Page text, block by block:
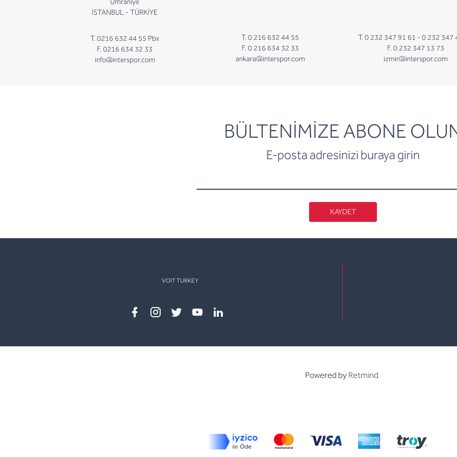
İSTANBUL - TÜRKİYE
T. 0216 632 44 55 Pbx
F. 0216 634 32 33
info@interspor.com
T. 0 216 632 44 55
F. 0 216 634 32 33
ankara@interspor.com
T. 0 232 347 91 61 - 0 232 347
F. 0 232 347 13 73
izmir@interspor.com
BÜLTENİMİZE ABONE
E-posta adresinizi buraya girin
newsletter
KAYDET
VOIT TURKEY
Powered by Retmind